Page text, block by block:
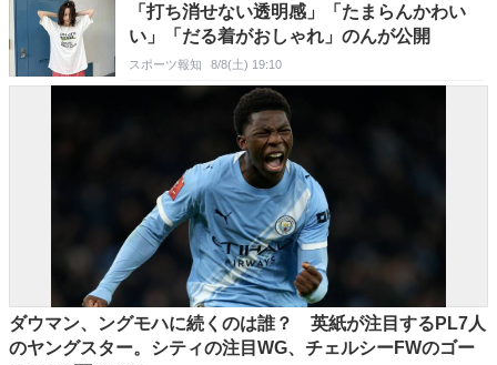
「打ち消せない透明感」「たまらんかわい
い」「だる着がおしゃれ」のんが公開
スポーツ報知 8/8(土) 19:10
ダウマン、ングモハに続くのは誰？ 英紙が注目するPL7人
のヤングスター。シティの注目WG、チェルシーFWのゴー